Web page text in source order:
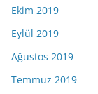
Ekim 2019
Eylül 2019
Ağustos 2019
Temmuz 2019